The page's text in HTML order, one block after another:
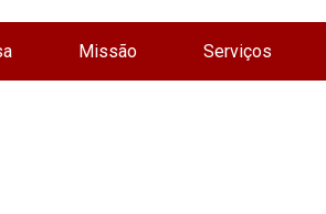
Missão Serviços